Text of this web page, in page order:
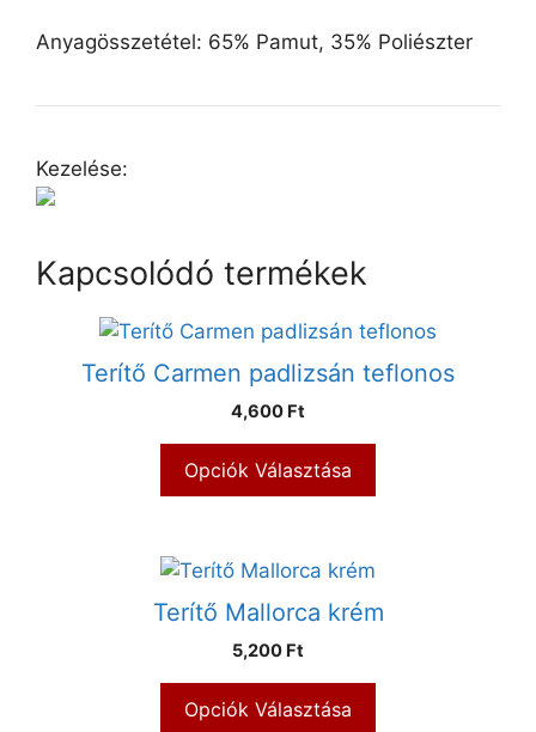
Anyagösszetétel: 65% Pamut, 35% Poliészter
Kezelése:
Kapcsolódó termékek
Terítő Carmen padlizsán teflonos
4,600 Ft
Opciók Választása
Terítő Mallorca krém
5,200 Ft
Opciók Választása